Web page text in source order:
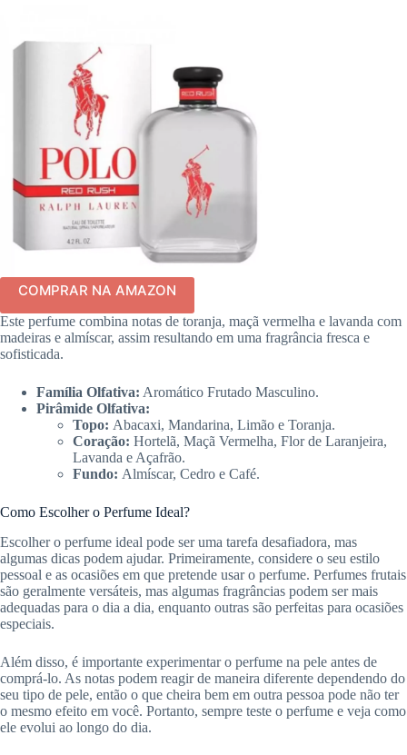
COMPRAR NA AMAZON
Este perfume combina notas de toranja, maçã vermelha e lavanda com
madeiras e almíscar, assim resultando em uma fragrância fresca e
sofisticada.
Família Olfativa: Aromático Frutado Masculino.
Pirâmide Olfativa:
Topo: Abacaxi, Mandarina, Limão e Toranja.
Coração: Hortelã, Maçã Vermelha, Flor de Laranjeira,
Lavanda e Açafrão.
Fundo: Almíscar, Cedro e Café.
Como Escolher o Perfume Ideal?
Escolher o perfume ideal pode ser uma tarefa desafiadora, mas
algumas dicas podem ajudar. Primeiramente, considere o seu estilo
pessoal e as ocasiões em que pretende usar o perfume. Perfumes frutais
são geralmente versáteis, mas algumas fragrâncias podem ser mais
adequadas para o dia a dia, enquanto outras são perfeitas para ocasiões
especiais.
Além disso, é importante experimentar o perfume na pele antes de
comprá-lo. As notas podem reagir de maneira diferente dependendo do
seu tipo de pele, então o que cheira bem em outra pessoa pode não ter
o mesmo efeito em você. Portanto, sempre teste o perfume e veja como
ele evolui ao longo do dia.